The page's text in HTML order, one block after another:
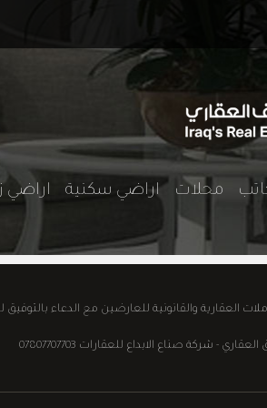
محلاتاراضي سكنية اراضي
العقارية والقانونية للعارضين مع الدعاء بالتوفيق
- شركة صناع الابداع للعقارات 07807707703